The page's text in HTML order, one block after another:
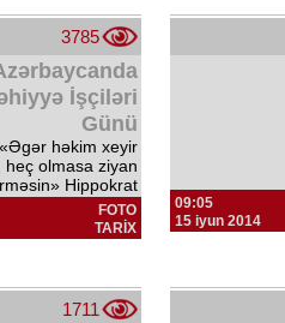
3785
İşçiləri
Günü
«Əgər həkim xeyir
heç olmasa ziyan
Hippokrat
FOTO
TARİX
09:05
15 iyun 2014
1711